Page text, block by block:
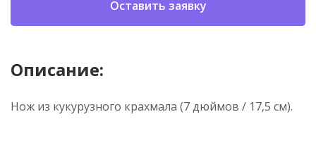
Оставить заявку
Описание:
Нож из кукурузного крахмала (7 дюймов / 17,5 см).